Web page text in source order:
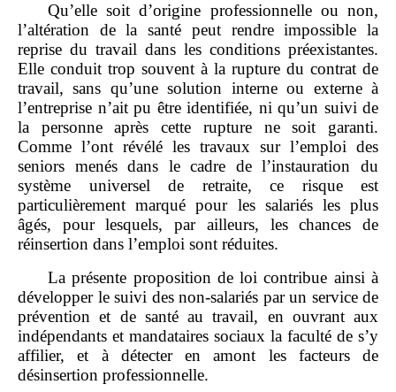
Qu’elle soit d’origine professionnelle ou non,
l’altération de la santé peut rendre impossible la
reprise du travail dans les conditions préexistantes.
Elle conduit trop souvent à la rupture du contrat de
travail, sans qu’une solution interne ou externe à
l’entreprise n’ait pu être identifiée, ni qu’un suivi de
la personne après cette rupture ne soit garanti.
Comme l’ont révélé les travaux sur l’emploi des
seniors menés dans le cadre de l’instauration du
système universel de retraite, ce risque est
particulièrement marqué pour les salariés les plus
âgés, pour lesquels, par ailleurs, les chances de
réinsertion dans l’emploi sont réduites.
La présente proposition de loi contribue ainsi à
développer le suivi des non‑salariés par un service de
prévention et de santé au travail, en ouvrant aux
indépendants et mandataires sociaux la faculté de s’y
affilier, et à détecter en amont les facteurs de
désinsertion professionnelle.